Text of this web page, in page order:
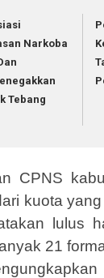
Narkoba
Tebang
CPNS
kuota
lulus
21